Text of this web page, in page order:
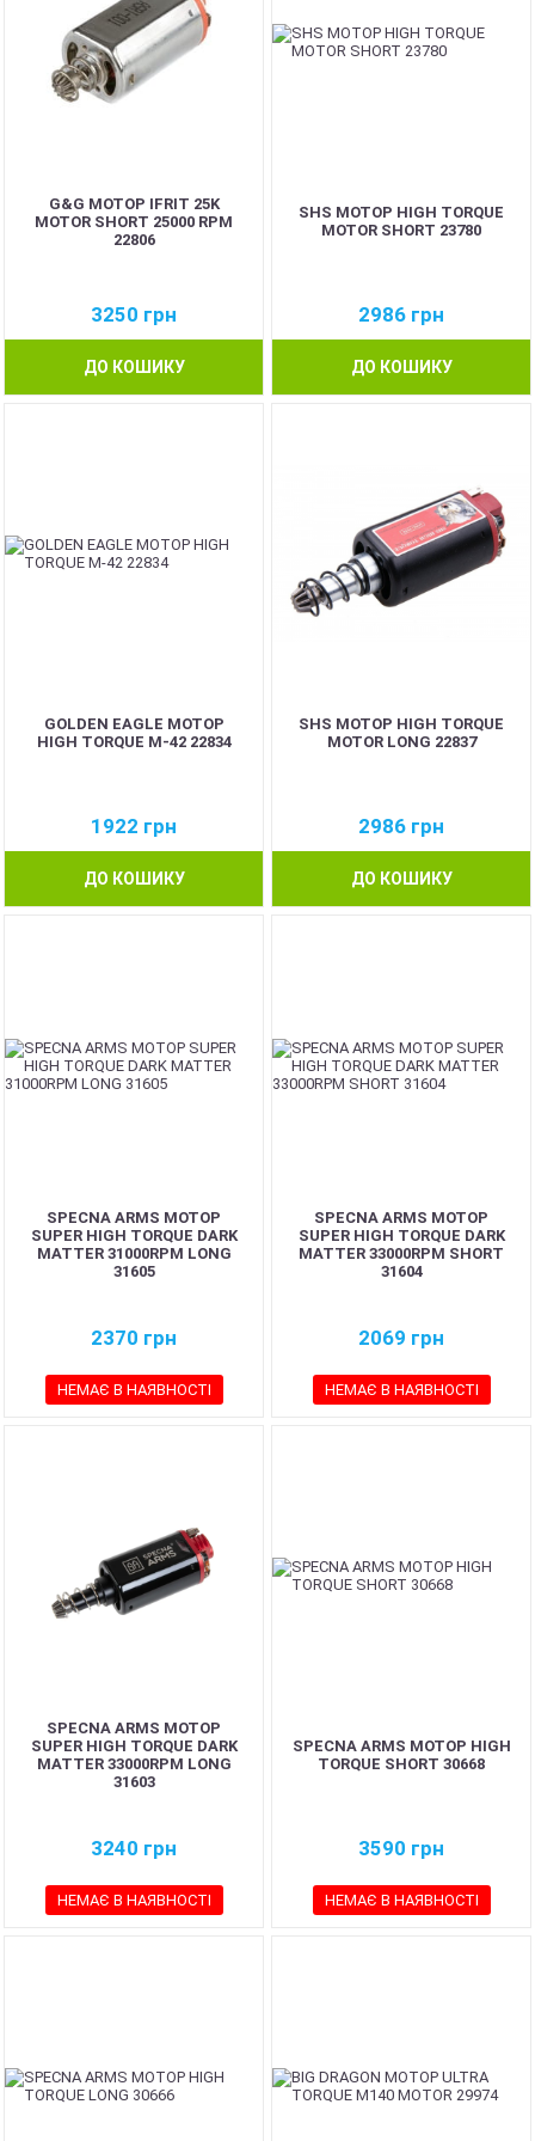
G&G МОТОР IFRIT 25K
MOTOR SHORT 25000 RPM
22806
3250 грн
ДО КОШИКУ
SHS МОТОР HIGH TORQUE
MOTOR SHORT 23780
2986 грн
ДО КОШИКУ
GOLDEN EAGLE МОТОР
HIGH TORQUE M-42 22834
1922 грн
ДО КОШИКУ
SHS МОТОР HIGH TORQUE
MOTOR LONG 22837
2986 грн
ДО КОШИКУ
SPECNA ARMS МОТОР
SUPER HIGH TORQUE DARK
MATTER 31000RPM LONG
31605
2370 грн
НЕМАЄ В НАЯВНОСТІ
SPECNA ARMS МОТОР
SUPER HIGH TORQUE DARK
MATTER 33000RPM SHORT
31604
2069 грн
НЕМАЄ В НАЯВНОСТІ
SPECNA ARMS МОТОР
SUPER HIGH TORQUE DARK
MATTER 33000RPM LONG
31603
3240 грн
НЕМАЄ В НАЯВНОСТІ
SPECNA ARMS МОТОР HIGH
TORQUE SHORT 30668
3590 грн
НЕМАЄ В НАЯВНОСТІ